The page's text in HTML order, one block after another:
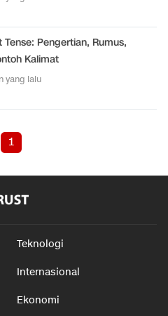
Pengertian, Rumus,
Kalimat
yang lalu
1
Teknologi
Internasional
Ekonomi